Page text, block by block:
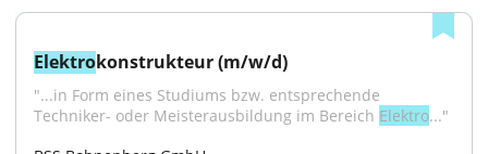
Elektrokonstrukteur (m/w/d)
"...in Form eines Studiums bzw. entsprechende
Techniker- oder Meisterausbildung im Bereich Elektro..."